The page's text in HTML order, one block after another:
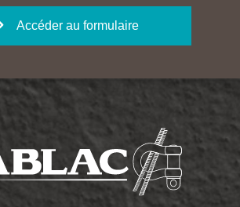
Accéder au formulaire